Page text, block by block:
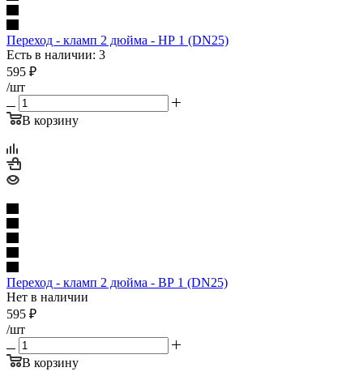
Переход - кламп 2 дюйма - НР 1 (DN25)
Есть в наличии: 3
595 ₽
/шт
В корзину
Переход - кламп 2 дюйма - ВР 1 (DN25)
Нет в наличии
595 ₽
/шт
В корзину